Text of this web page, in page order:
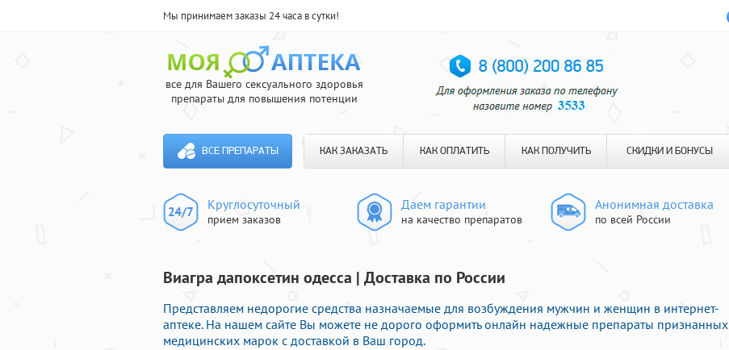
Мы принимаем заказы 24 часа в сутки!
все для Вашего сексуального здоровья
препараты для повышения потенции
ВСЕ ПРЕПАРАТЫ КАК ЗАКАЗАТЬ КАК ОПЛАТИТЬ КАК ПОЛУЧИТЬ СКИДКИ И БОНУСЫ
Круглосуточный
прием заказов
Даем гарантии
на качество препаратов
Анонимная доставка
по всей России
Виагра дапоксетин одесса | Доставка по России
Представляем недорогие средства назначаемые для возбуждения мужчин и женщин в интернет-
аптеке. На нашем сайте Вы можете не дорого оформить онлайн надежные препараты признанных
медицинских марок с доставкой в Ваш город.